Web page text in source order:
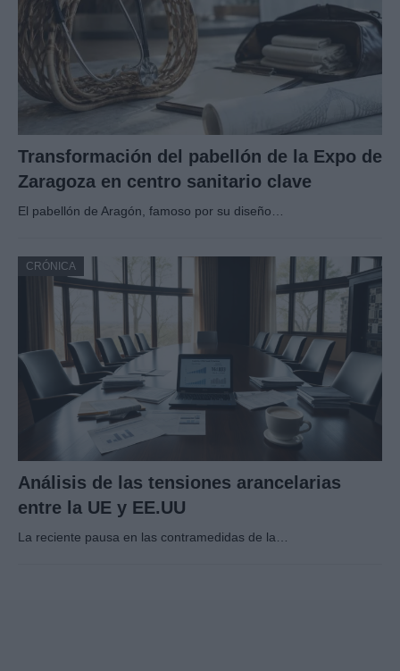
Transformación del pabellón de la Expo de
Zaragoza en centro sanitario clave
El pabellón de Aragón, famoso por su diseño…
CRÓNICA
Análisis de las tensiones arancelarias
entre la UE y EE.UU
La reciente pausa en las contramedidas de la…